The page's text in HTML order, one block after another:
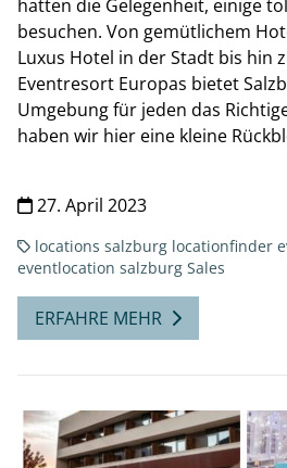
hatten die Gelegenheit, einige
besuchen. Von gemütlichem
Luxus Hotel in der Stadt bis hin
Eventresort Europas bietet
Umgebung für jeden das
haben wir hier eine kleine
27. April 2023
locations salzburg locationfinder
eventlocation salzburg Sales
ERFAHRE MEHR